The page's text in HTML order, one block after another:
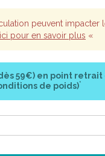
peuvent impacter
pour en savoir plus «
59€) en point retrait
de poids)*